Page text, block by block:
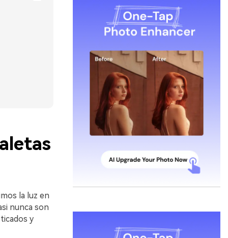
la luz en
nunca son
y